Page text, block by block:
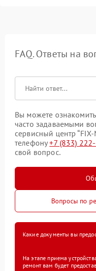
FAQ. Ответы на
Вы можете
часто задаваемыми
сервисный центр
телефону+7 (833)
свой вопрос.
Вопросы по
Какие документы вы
На этапе приема
ремонт вам будет